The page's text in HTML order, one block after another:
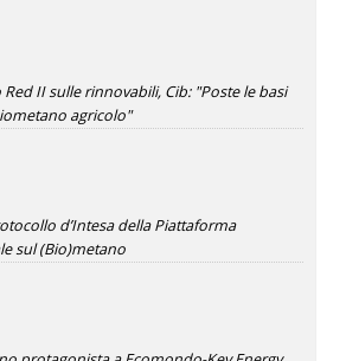
II sulle rinnovabili, Cib: "Poste le basi
agricolo"
d’Intesa della Piattaforma
sul (Bio)metano